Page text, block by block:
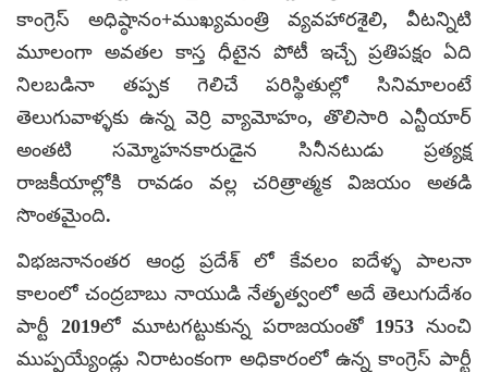
కాంగ్రెస్ అధిష్ఠానం+ముఖ్యమంత్రి వ్యవహారశైలి, వీటన్నిటి
మూలంగా అవతల కాస్త ధీటైన పోటీ ఇచ్చే ప్రతిపక్షం ఏది
నిలబడినా తప్పక గెలిచే పరిస్థితుల్లో సినిమాలంటే
తెలుగువాళ్ళకు ఉన్న వెర్రి వ్యామోహం, తొలిసారి ఎన్టీయార్
అంతటి సమ్మోహనకారుడైన సినీనటుడు ప్రత్యక్ష
రాజకీయాల్లోకి రావడం వల్ల చరిత్రాత్మక విజయం అతడి
సొంతమైంది.
విభజనానంతర ఆంధ్ర ప్రదేశ్ లో కేవలం ఐదేళ్ళ పాలనా
కాలంలో చంద్రబాబు నాయుడి నేతృత్వంలో అదే తెలుగుదేశం
పార్టీ 2019లో మూటగట్టుకున్న పరాజయంతో 1953 నుంచి
ముప్ఫయ్యేండ్లు నిరాటంకంగా అధికారంలో ఉన్న కాంగ్రెస్ పార్టీ